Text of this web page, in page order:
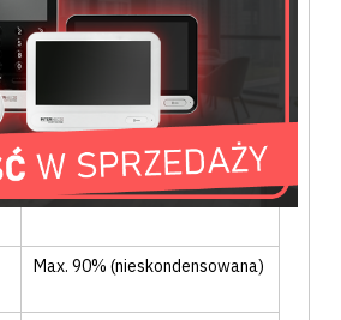
Mini 1U
≤ 10W (bez dysków)
Metal
-10°C ÷ 55°C
Max. 90% (nieskondensowana)